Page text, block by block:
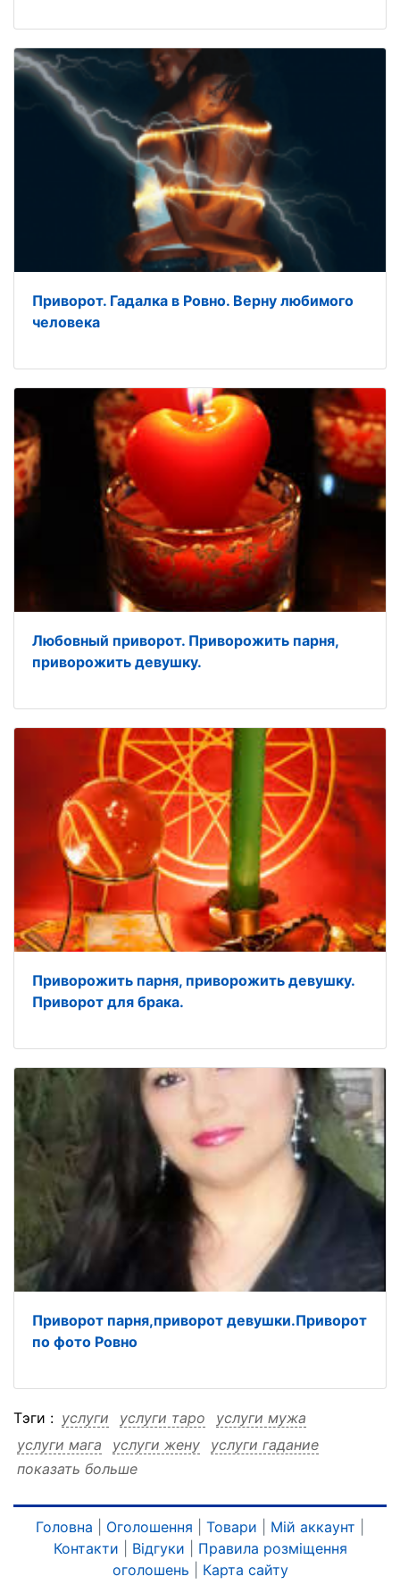
Приворот. Гадалка в Ровно. Верну любимого
человека
Любовный приворот. Приворожить парня,
приворожить девушку.
Приворожить парня, приворожить девушку.
Приворот для брака.
Приворот парня,приворот девушки.Приворот
по фото Ровно
Тэги : услуги услуги таро
услуги мужа
услуги мага
услуги жену
услуги гадание
услуги верну услуги бизнес-магия
услуги девушку мужа услуги девушку мага
услуги девушку жену услуги девушку гадание
услуги девушку верну
показать больше
Головна Оголошення Товари Мій аккаунт
Контакти
Відгуки
Правила розміщення
оголошень
Карта сайту